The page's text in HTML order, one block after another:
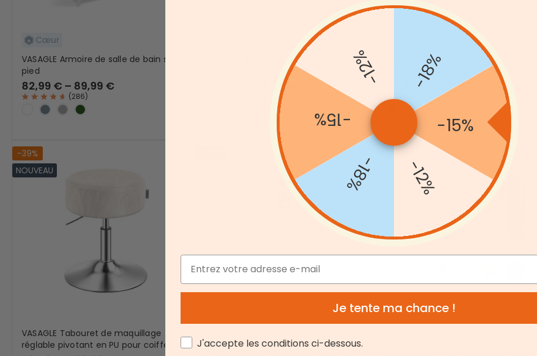
VASAGLE Armoire de salle de bain sur
pied
82,99 € – 89,99 €
(286)
VASAGLE Bibliothèque avec placards
69,99 € – 75,99 €
SONGMICS Miroir intégral 160 x 50 cm
cadre en alliage d’aluminium
69,99 € 89,99 €
(1)
-39%
NOUVEAU
VASAGLE Tabouret de maquillage
réglable pivotant en PU pour coiffeuse
-18%
-15%
-12%
-18%
-15%
-12%
Email
Je tente ma chance !
AGREEJ'accepte les conditions ci-dessous.